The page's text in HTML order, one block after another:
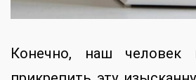
Конечно, наш человек